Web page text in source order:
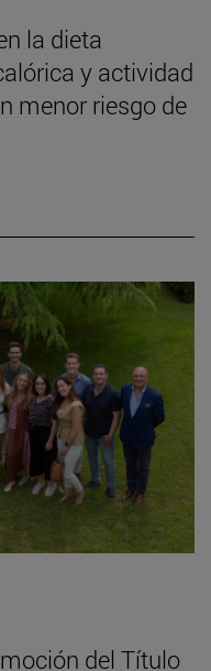
la dieta
y actividad
menor riesgo de
del Título